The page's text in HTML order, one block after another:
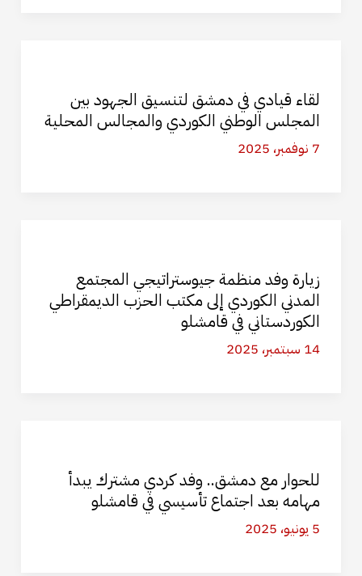
لقاء قيادي في دمشق لتنسيق الجهود بين
المجلس الوطني الكوردي والمجالس المحلية
7 نوفمبر، 2025
زيارة وفد منظمة جيوستراتيجي المجتمع
المدني الكوردي إلى مكتب الحزب الديمقراطي
الكوردستاني في قامشلو
14 سبتمبر، 2025
للحوار مع دمشق.. وفد كردي مشترك يبدأ
مهامه بعد اجتماع تأسيسي في قامشلو
5 يونيو، 2025